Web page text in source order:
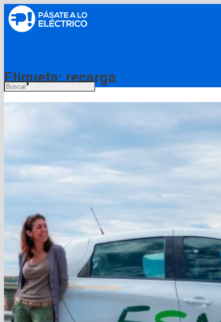
Etiqueta:recarga